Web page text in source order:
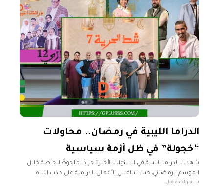
الدراما الليبية في رمضان.. محاولات
“خجولة” في ظل أزمة سياسية
شهدت الدراما الليبية في السنوات الأخيرة حراكًا ملحوظًا، خاصة خلال
الموسم الرمضاني، حيث تتنافس الأعمال الدرامية على جذب انتباه
المشاهدين. ورغم التحديات التي تواجهها صناعة الدراما الليبية، إلا أن
سنة واحدة قبل